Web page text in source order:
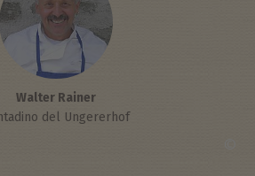
Walter Rainer
del Ungererhof